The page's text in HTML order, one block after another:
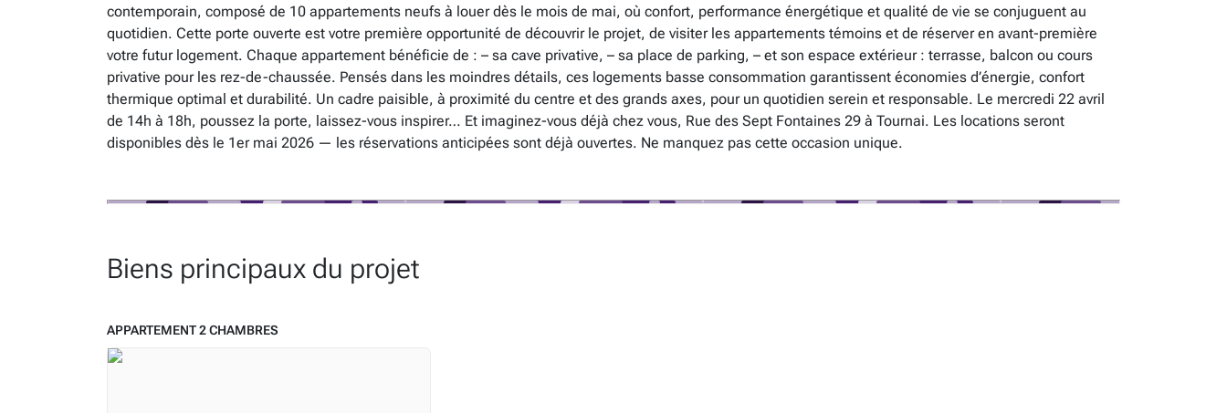
contemporain, composé de 10 appartements neufs à louer dès le mois de mai, où confort, performance énergétique et qualité de vie se conjuguent au
quotidien. Cette porte ouverte est votre première opportunité de découvrir le projet, de visiter les appartements témoins et de réserver en avant-première
votre futur logement. Chaque appartement bénéficie de : – sa cave privative, – sa place de parking, – et son espace extérieur : terrasse, balcon ou cours
privative pour les rez-de-chaussée. Pensés dans les moindres détails, ces logements basse consommation garantissent économies d’énergie, confort
thermique optimal et durabilité. Un cadre paisible, à proximité du centre et des grands axes, pour un quotidien serein et responsable. Le mercredi 22 avril
de 14h à 18h, poussez la porte, laissez-vous inspirer… Et imaginez-vous déjà chez vous, Rue des Sept Fontaines 29 à Tournai. Les locations seront
disponibles dès le 1er mai 2026 — les réservations anticipées sont déjà ouvertes. Ne manquez pas cette occasion unique.
Biens principaux du projet
APPARTEMENT 2 CHAMBRES